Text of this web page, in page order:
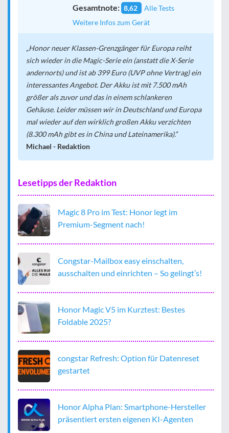
Gesamtnote: 8,62
Alle Tests
Weitere Infos zum Gerät
Honor neuer Klassen-Grenzgänger für Europa reiht
sich wieder in die Magic-Serie ein (anstatt die X-Serie
andernorts) und ist ab 399 Euro (UVP ohne Vertrag) ein
interessantes Angebot. Der Akku ist mit 7.500 mAh
größer als zuvor und das in einem schlankeren
Gehäuse. Leider müssen wir in Deutschland und Europa
mal wieder auf den wirklich großen Akku verzichten
(8.300 mAh gibt es in China und Lateinamerika).
Michael - Redaktion
Lesetipps der Redaktion
Magic 8 Pro im Test: Honor legt im
Premium-Segment nach!
Congstar-Mailbox easy einschalten,
ausschalten und einrichten – So gelingt’s!
Honor Magic V5 im Kurztest: Bestes
Foldable 2025?
congstar Refresh: Option für Datenreset
gestartet
Honor Alpha Plan: Smartphone-Hersteller
präsentiert ersten eigenen KI-Agenten